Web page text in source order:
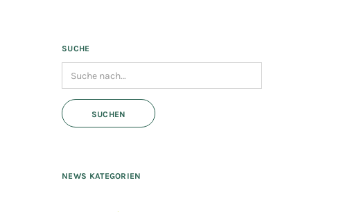
SUCHE
NEWS KATEGORIEN